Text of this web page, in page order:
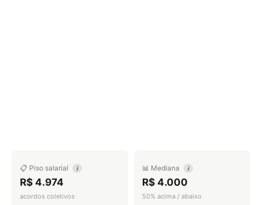
📋 Piso salarial i
R$ 4.974
acordos coletivos
📊 Mediana i
R$ 4.000
50% acima / abaixo